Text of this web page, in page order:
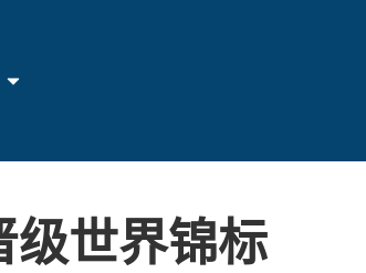
级世界锦标